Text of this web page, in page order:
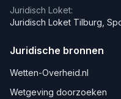
Juridisch Loket:
Juridisch Loket Tilburg,
Juridische bronnen
Wetten-Overheid.nl
Wetgeving doorzoeken